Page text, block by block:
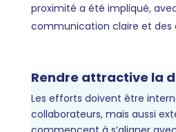
proximité a été impliqué,
communication claire et des
Rendre attractive la
Les efforts doivent être
collaborateurs, mais aussi